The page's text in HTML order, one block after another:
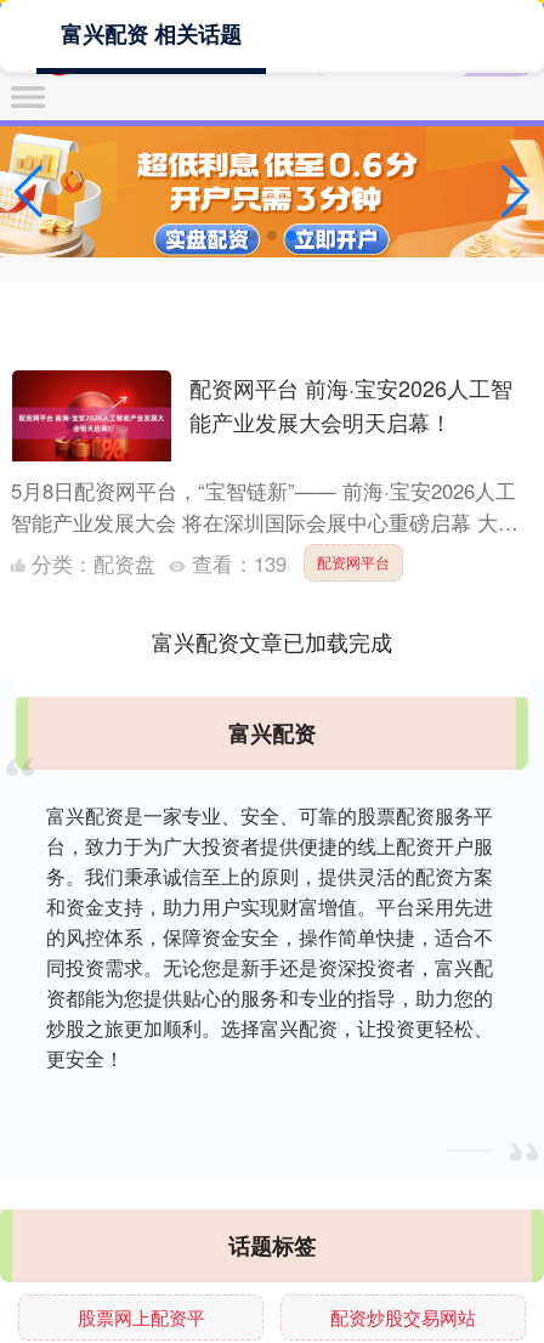
富兴配资 相关话题
配资网平台 前海·宝安2026人工智
能产业发展大会明天启幕！
5月8日配资网平台，“宝智链新”—— 前海·宝安2026人工
智能产业发展大会 将在深圳国际会展中心重磅启幕 大会
将汇聚产业势能 深挖前海、宝安人工智能与具身智能....
分类： 配资盘 查看： 139 配资网平台
富兴配资文章已加载完成
富兴配资
富兴配资是一家专业、安全、可靠的股票配资服务平
台，致力于为广大投资者提供便捷的线上配资开户服
务。我们秉承诚信至上的原则，提供灵活的配资方案
和资金支持，助力用户实现财富增值。平台采用先进
的风控体系，保障资金安全，操作简单快捷，适合不
同投资需求。无论您是新手还是资深投资者，富兴配
资都能为您提供贴心的服务和专业的指导，助力您的
炒股之旅更加顺利。选择富兴配资，让投资更轻松、
更安全！
话题标签
股票网上配资平 配资炒股交易网站